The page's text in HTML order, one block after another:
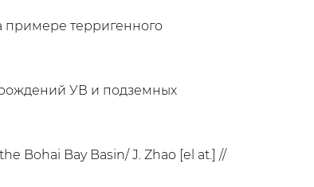
терригенного
УВ и подземных
Bohai Bay Basin/ J. Zhao [el at.] //